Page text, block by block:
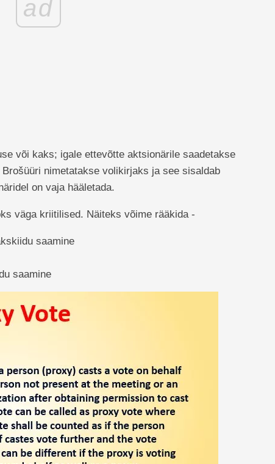
ad
või kaks; igale ettevõtte aktsionärile saadetakse
nimetatakse volikirjaks ja see sisaldab
on vaja hääletada.
väga kriitilised. Näiteks võime rääkida -
saamine
saamine